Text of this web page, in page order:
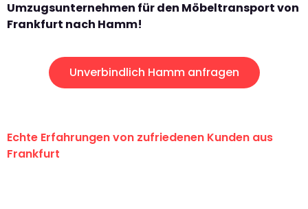
Umzugsunternehmen für den Möbeltransport von
Frankfurt nach Hamm!
Unverbindlich Hamm anfragen
Echte Erfahrungen von zufriedenen Kunden aus
Frankfurt